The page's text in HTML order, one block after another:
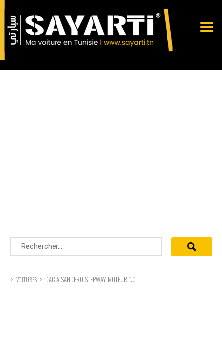
Rechercher :
> VOITURES > DACIA SANDERO STEPWAY MOTEUR 1.0